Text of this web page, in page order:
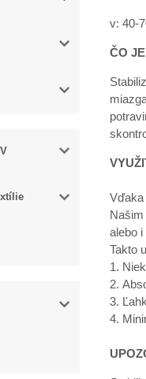
v: 40-
ČO
Vďaka
alebo i
Takto
1.
2.
3.
4.